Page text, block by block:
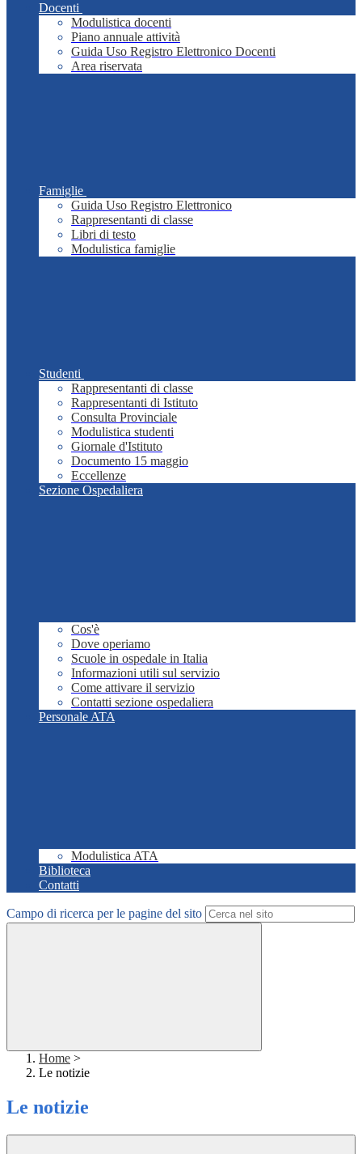
Docenti
Modulistica docenti
Piano annuale attività
Guida Uso Registro Elettronico Docenti
Area riservata
Famiglie
Guida Uso Registro Elettronico
Rappresentanti di classe
Libri di testo
Modulistica famiglie
Studenti
Rappresentanti di classe
Rappresentanti di Istituto
Consulta Provinciale
Modulistica studenti
Giornale d'Istituto
Documento 15 maggio
Eccellenze
Sezione Ospedaliera
Cos'è
Dove operiamo
Scuole in ospedale in Italia
Informazioni utili sul servizio
Come attivare il servizio
Contatti sezione ospedaliera
Personale ATA
Modulistica ATA
Biblioteca
Contatti
Campo di ricerca per le pagine del sito
Home >
Le notizie
Le notizie